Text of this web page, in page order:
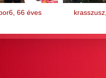
66 éves